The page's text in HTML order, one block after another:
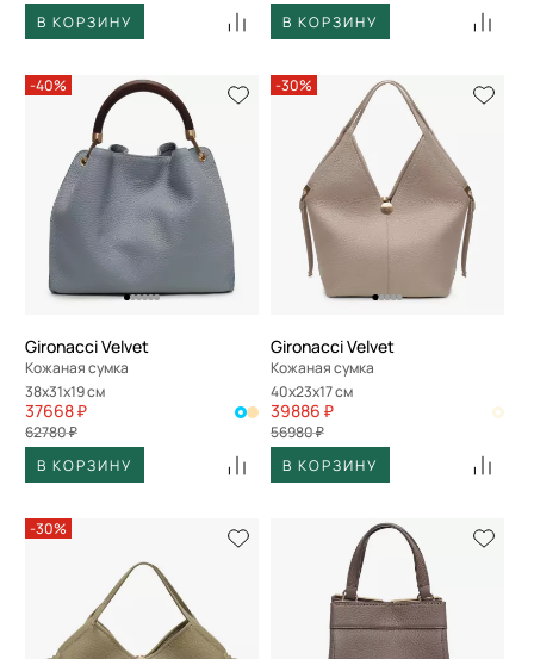
В КОРЗИНУ
В КОРЗИНУ
-40%
Gironacci Velvet
Кожаная сумка
38x31x19 см
37668 ₽
62780 ₽
В КОРЗИНУ
-30%
Gironacci Velvet
Кожаная сумка
40x23x17 см
39886 ₽
56980 ₽
В КОРЗИНУ
-30%